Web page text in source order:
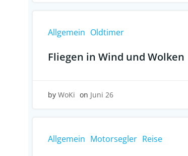
Allgemein Oldtimer
Fliegen in Wind und Wolken
by WoKi on Juni 26
Allgemein Motorsegler Reise